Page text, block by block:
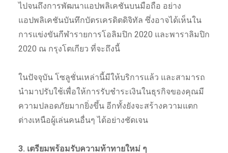
ไปจนถึงการพัฒนาแอปพลิเคชันบนมือถือ อย่าง
แอปพลิเคชันบันทึกบัตรเครดิตดิจิทัล ซึ่งอาจได้เห็นใน
การแข่งขันกีฬารายการโอลิมปิก 2020 และพาราลิมปิก
2020 ณ กรุงโตเกียว ที่จะถึงนี้
ในปัจจุบัน โซลูชั่นเหล่านี้มีให้บริการแล้ว และสามารถ
นำมาปรับใช้เพื่อให้การรับชำระเงินในธุรกิจของคุณมี
ความปลอดภัยมากยิ่งขึ้น อีกทั้งยังจะสร้างความแตก
ต่างเหนือผู้เล่นคนอื่นๆ ได้อย่างชัดเจน
3. เตรียมพร้อมรับความท้าทายใหม่ ๆ